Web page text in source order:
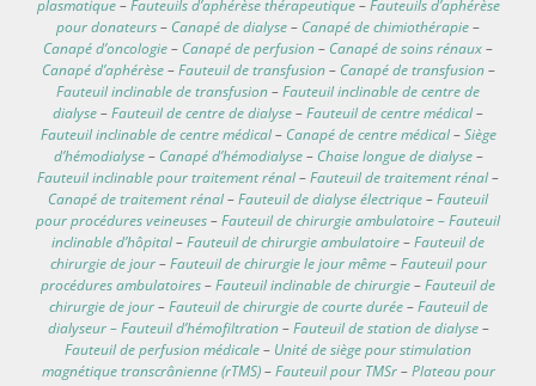
plasmatique–Fauteuils d’aphérèse thérapeutique–Fauteuils d’aphérèse
pour donateurs– Canapé de dialyse– Canapé de chimiothérapie–
Canapé d’oncologie– Canapé de perfusion– Canapé de soins rénaux–
Canapé d’aphérèse–Fauteuil de transfusion– Canapé de transfusion–
Fauteuil inclinable de transfusion–Fauteuil inclinable de centre de
dialyse–Fauteuil de centre de dialyse–Fauteuil de centre médical–
Fauteuil inclinable de centre médical– Canapé de centre médical–Siège
d’hémodialyse– Canapé d’hémodialyse– Chaise longue de dialyse–
Fauteuil inclinable pour traitement rénal–Fauteuil de traitement rénal–
Canapé de traitement rénal–Fauteuil de dialyse électrique–Fauteuil
pour procédures veineuses–Fauteuil de chirurgie ambulatoire – Fauteuil
inclinable d’hôpital–Fauteuil de chirurgie ambulatoire–Fauteuil de
chirurgie de jour–Fauteuil de chirurgie le jour même–Fauteuil pour
procédures ambulatoires–Fauteuil inclinable de chirurgie–Fauteuil de
chirurgie de jour–Fauteuil de chirurgie de courte durée–Fauteuil de
dialyseur – Fauteuil d’hémofiltration–Fauteuil de station de dialyse–
Fauteuil de perfusion médicale– Unité de siège pour stimulation
magnétique transcrânienne (rTMS)–Fauteuil pour TMSr–Plateau pour